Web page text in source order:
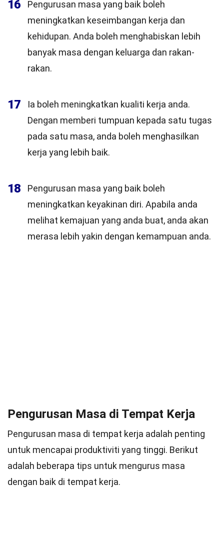
16
Pengurusan masa yang baik boleh
meningkatkan keseimbangan kerja dan
kehidupan. Anda boleh menghabiskan lebih
banyak masa dengan keluarga dan rakan-
rakan.
17
Ia boleh meningkatkan kualiti kerja anda.
Dengan memberi tumpuan kepada satu tugas
pada satu masa, anda boleh menghasilkan
kerja yang lebih baik.
18
Pengurusan masa yang baik boleh
meningkatkan keyakinan diri. Apabila anda
melihat kemajuan yang anda buat, anda akan
merasa lebih yakin dengan kemampuan anda.
Pengurusan Masa di Tempat Kerja
Pengurusan masa di tempat kerja adalah penting
untuk mencapai produktiviti yang tinggi. Berikut
adalah beberapa tips untuk mengurus masa
dengan baik di tempat kerja.